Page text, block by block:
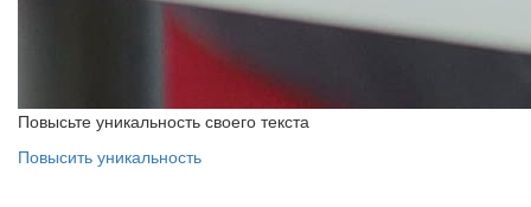
Повысьте уникальность своего текста
Повысить уникальность